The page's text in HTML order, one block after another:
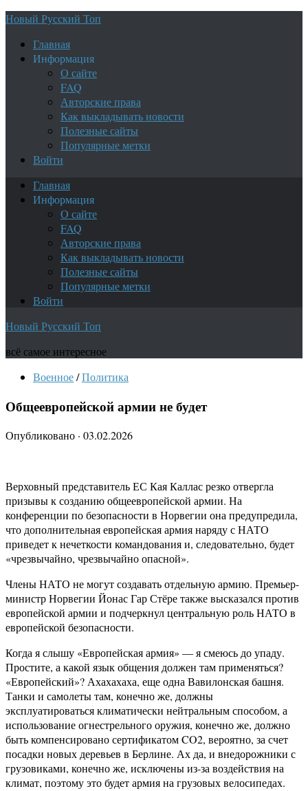
Новый Русский Топ
Главная
Информация
О сайте
FAQ
Авторские права
Как выкладывать новости
Полезные сайты
Популярные метки
Войти
Главная
Информация
О сайте
FAQ
Авторские права
Как выкладывать новости
Полезные сайты
Популярные метки
Войти
Новый Русский Топ
всё самое интересное
Военное/Политика
Общеевропейской армии не будет
Опубликовано · 03.02.2026
Верховный представитель ЕС Кая Каллас резко отвергла
призывы к созданию общеевропейской армии. На
конференции по безопасности в Норвегии она предупредила,
что дополнительная европейская армия наряду с НАТО
приведет к нечеткости командования и, следовательно, будет
«чрезвычайно, чрезвычайно опасной».
Члены НАТО не могут создавать отдельную армию. Премьер-
министр Норвегии Йонас Гар Стёре также высказался против
европейской армии и подчеркнул центральную роль НАТО в
европейской безопасности.
Когда я слышу «Европейская армия» — я смеюсь до упаду.
Простите, а какой язык общения должен там применяться?
«Европейский»? Ахахахаха, еще одна Вавилонская башня.
Танки и самолеты там, конечно же, должны
эксплуатироваться климатически нейтральным способом, а
использование огнестрельного оружия, конечно же, должно
быть компенсировано сертификатом CO2, вероятно, за счет
посадки новых деревьев в Берлине. Ах да, и внедорожники с
грузовиками, конечно же, исключены из-за воздействия на
климат, поэтому это будет армия на грузовых велосипедах.